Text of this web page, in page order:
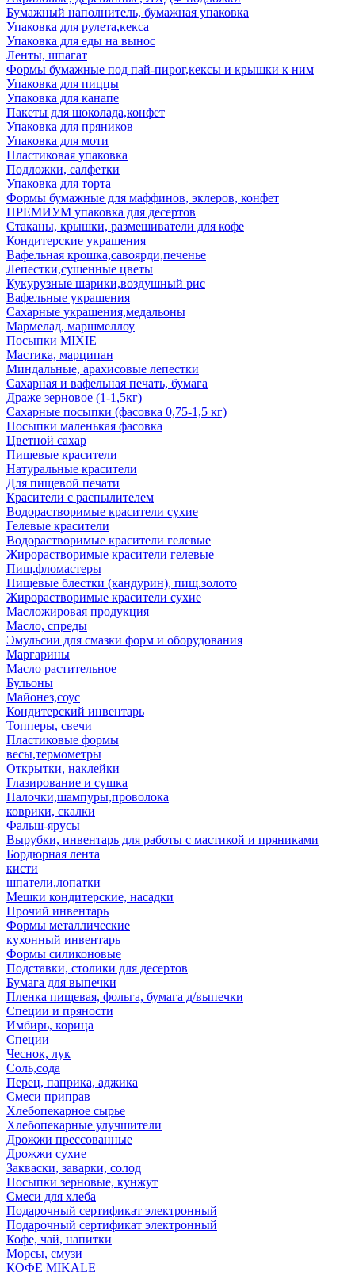
Бумажный наполнитель, бумажная упаковка
Упаковка для рулета,кекса
Упаковка для еды на вынос
Ленты, шпагат
Формы бумажные под пай-пирог,кексы и крышки к ним
Упаковка для пиццы
Упаковка для канапе
Пакеты для шоколада,конфет
Упаковка для пряников
Упаковка для моти
Пластиковая упаковка
Подложки, салфетки
Упаковка для торта
Формы бумажные для маффинов, эклеров, конфет
ПРЕМИУМ упаковка для десертов
Стаканы, крышки, размешиватели для кофе
Кондитерские украшения
Вафельная крошка,савоярди,печенье
Лепестки,сушенные цветы
Кукурузные шарики,воздушный рис
Вафельные украшения
Сахарные украшения,медальоны
Мармелад, маршмеллоу
Посыпки MIXIE
Мастика, марципан
Миндальные, арахисовые лепестки
Сахарная и вафельная печать, бумага
Драже зерновое (1-1,5кг)
Сахарные посыпки (фасовка 0,75-1,5 кг)
Посыпки маленькая фасовка
Цветной сахар
Пищевые красители
Натуральные красители
Для пищевой печати
Красители с распылителем
Водорастворимые красители сухие
Гелевые красители
Водорастворимые красители гелевые
Жирорастворимые красители гелевые
Пищ.фломастеры
Пищевые блестки (кандурин), пищ.золото
Жирорастворимые красители сухие
Масложировая продукция
Масло, спреды
Эмульсии для смазки форм и оборудования
Маргарины
Масло растительное
Бульоны
Майонез,соус
Кондитерский инвентарь
Топперы, свечи
Пластиковые формы
весы,термометры
Открытки, наклейки
Глазирование и сушка
Палочки,шампуры,проволока
коврики, скалки
Фальш-ярусы
Вырубки, инвентарь для работы с мастикой и пряниками
Бордюрная лента
кисти
шпатели,лопатки
Мешки кондитерские, насадки
Прочий инвентарь
Формы металлические
кухонный инвентарь
Формы силиконовые
Подставки, столики для десертов
Бумага для выпечки
Пленка пищевая, фольга, бумага д/выпечки
Специи и пряности
Имбирь, корица
Специи
Чеснок, лук
Соль,сода
Перец, паприка, аджика
Смеси приправ
Хлебопекарное сырье
Хлебопекарные улучшители
Дрожжи прессованные
Дрожжи сухие
Закваски, заварки, солод
Посыпки зерновые, кунжут
Смеси для хлеба
Подарочный сертификат электронный
Подарочный сертификат электронный
Кофе, чай, напитки
Морсы, смузи
КОФЕ MIKALE